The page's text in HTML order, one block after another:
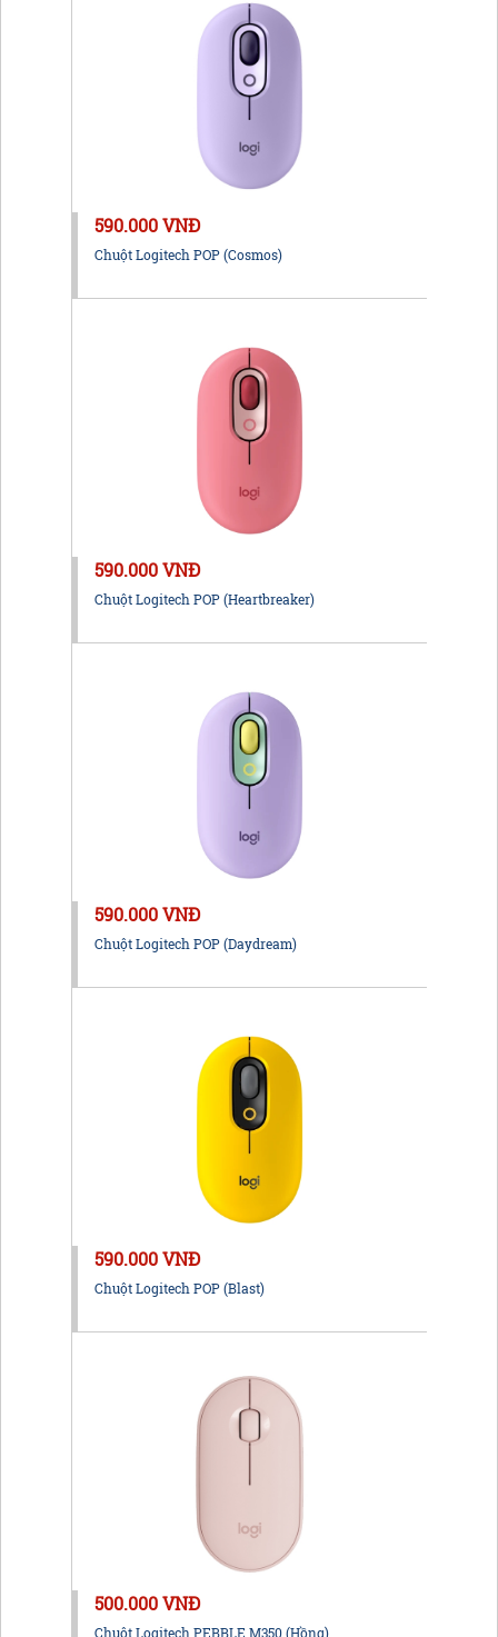
590.000 VNĐ
Chuột Logitech POP (Cosmos)
590.000 VNĐ
Chuột Logitech POP (Heartbreaker)
590.000 VNĐ
Chuột Logitech POP (Daydream)
590.000 VNĐ
Chuột Logitech POP (Blast)
500.000 VNĐ
Chuột Logitech PEBBLE M350 (Hồng)